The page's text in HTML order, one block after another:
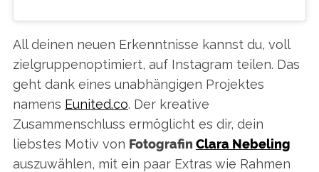
All deinen neuen Erkenntnisse kannst du, voll
zielgruppenoptimiert, auf Instagram teilen. Das
geht dank eines unabhängigen Projektes
namens Eunited.co. Der kreative
Zusammenschluss ermöglicht es dir, dein
liebstes Motiv von Fotografin Clara Nebeling
auszuwählen, mit ein paar Extras wie Rahmen